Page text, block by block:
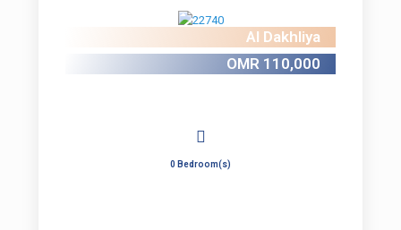
Al Dakhliya
OMR 110,000
0 Bedroom(s)